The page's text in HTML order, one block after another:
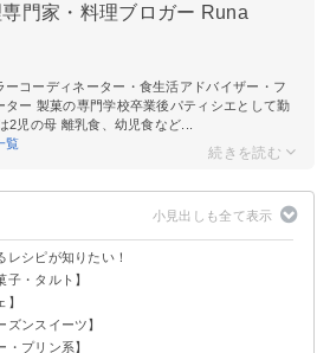
門家・料理ブロガー Runa
ーコーディネーター・食生活アドバイザー・フ
ター 製菓の専門学校卒業後パティシエとして勤
2児の母 離乳食、幼児食など...
覧
シピが知りたい！
・タルト】
ョートケーキ
ーキ
ナコッタ
ンスイーツ】
のソルベ
プリン系】